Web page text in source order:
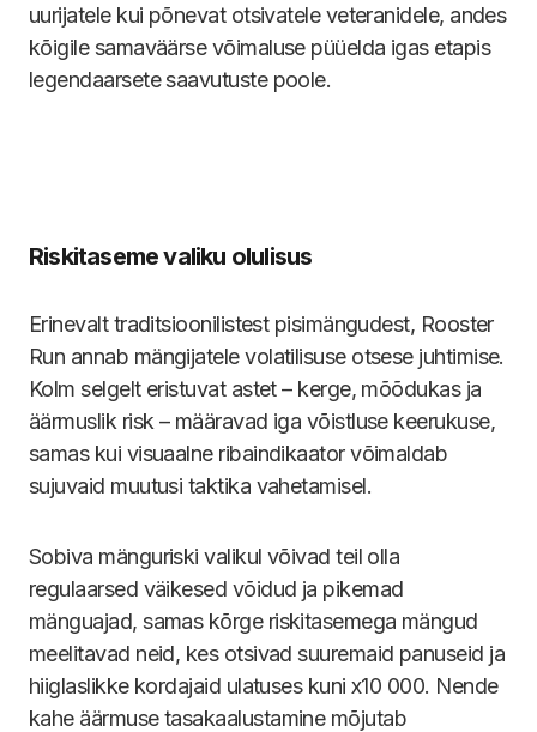
uurijatele kui põnevat otsivatele veteranidele, andes
kõigile samaväärse võimaluse püüelda igas etapis
legendaarsete saavutuste poole.
Riskitaseme valiku olulisus
Erinevalt traditsioonilistest pisimängudest, Rooster
Run annab mängijatele volatilisuse otsese juhtimise.
Kolm selgelt eristuvat astet – kerge, mõõdukas ja
äärmuslik risk – määravad iga võistluse keerukuse,
samas kui visuaalne ribaindikaator võimaldab
sujuvaid muutusi taktika vahetamisel.
Sobiva mänguriski valikul võivad teil olla
regulaarsed väikesed võidud ja pikemad
mänguajad, samas kõrge riskitasemega mängud
meelitavad neid, kes otsivad suuremaid panuseid ja
hiiglaslikke kordajaid ulatuses kuni x10 000. Nende
kahe äärmuse tasakaalustamine mõjutab